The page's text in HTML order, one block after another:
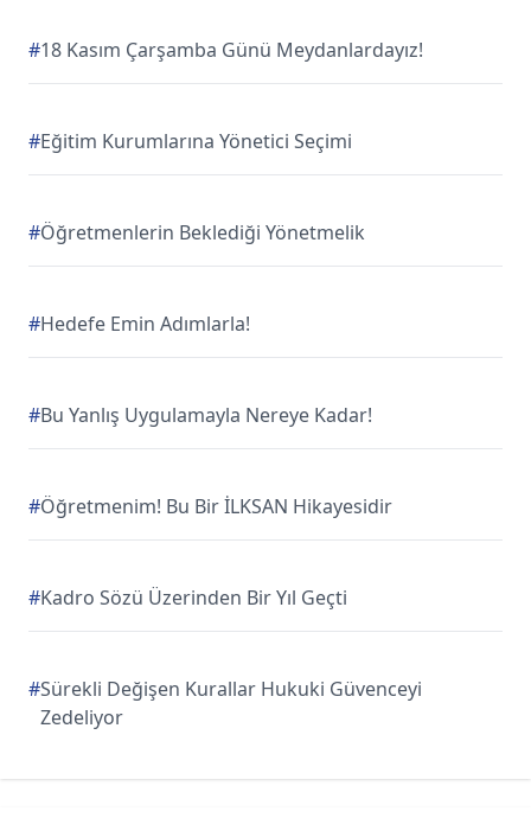
#18 Kasım Çarşamba Günü Meydanlardayız!
#Eğitim Kurumlarına Yönetici Seçimi
#Öğretmenlerin Beklediği Yönetmelik
#Hedefe Emin Adımlarla!
#Bu Yanlış Uygulamayla Nereye Kadar!
#Öğretmenim! Bu Bir İLKSAN Hikayesidir
#Kadro Sözü Üzerinden Bir Yıl Geçti
#Sürekli Değişen Kurallar Hukuki Güvenceyi
Zedeliyor